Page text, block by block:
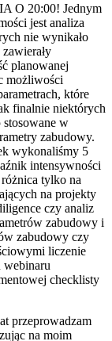
O 20:00! Jednym
jest analiza
nie wynikało
planowanej
możliwości
które
finalnie niektórych
w
zabudowy.
wykonaliśmy 5
intensywności
tylko na
na projekty
czy analiz
zabudowy i
zabudowy czy
liczenie
checklisty
przeprowadzam
na moim